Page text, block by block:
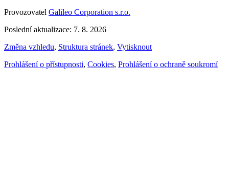
Provozovatel Galileo Corporation s.r.o.
Poslední aktualizace: 7. 8. 2026
Změna vzhledu, Struktura stránek, Vytisknout
Prohlášení o přístupnosti, Cookies, Prohlášení o ochraně soukromí